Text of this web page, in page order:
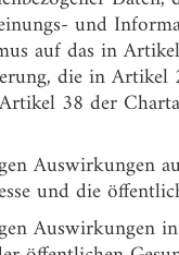
und
auf das in
die in Artikel
38 der
Auswirkungen
und die
Auswirkungen